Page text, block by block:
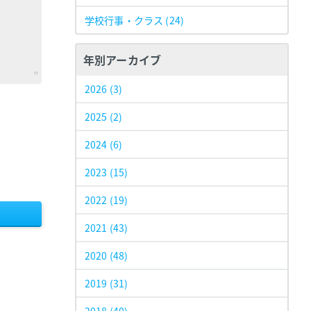
学校行事・クラス (24)
年別アーカイブ
2026 (3)
2025 (2)
2024 (6)
2023 (15)
2022 (19)
2021 (43)
2020 (48)
2019 (31)